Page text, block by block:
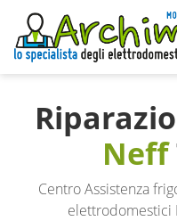
Neff
Centro Assistenza
elettrodomestici